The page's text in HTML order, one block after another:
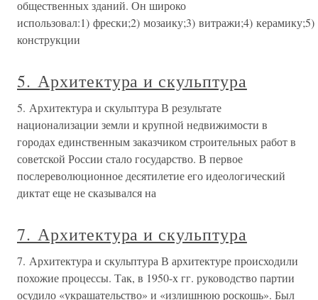
общественных зданий. Он широко
использовал:1) фрески;2) мозаику;3) витражи;4)
конструкции
5. Архитектура и скульптура
5. Архитектура и скульптура В результате
национализации земли и крупной недвижимости в
городах единственным заказчиком строительных работ в
советской России стало государство. В первое
послереволюционное десятилетие его идеологический
диктат еще не сказывался на
7. Архитектура и скульптура
7. Архитектура и скульптура В архитектуре происходили
похожие процессы. Так, в 1950-х гг. руководство партии
осудило «украшательство» и «излишнюю роскошь». Был